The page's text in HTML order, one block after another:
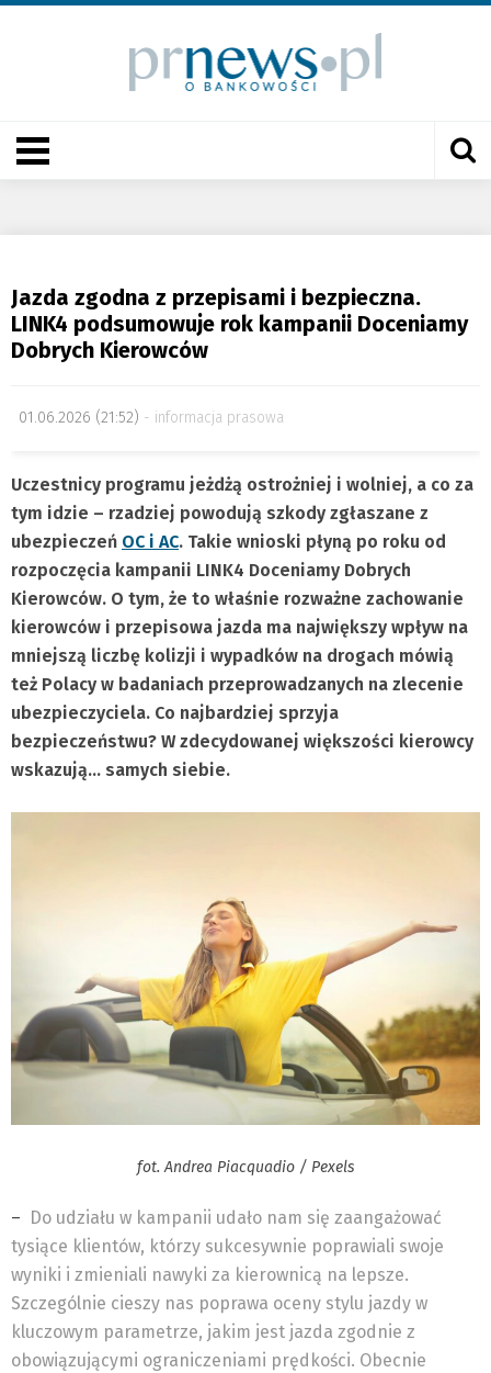
Jazda zgodna z przepisami i bezpieczna.
LINK4 podsumowuje rok kampanii Doceniamy
Dobrych Kierowców
01.06.2026 (21:52) informacja prasowa
Uczestnicy programu jeżdżą ostrożniej i wolniej, a co za
tym idzie – rzadziej powodują szkody zgłaszane z
ubezpieczeń OC i AC. Takie wnioski płyną po roku od
rozpoczęcia kampanii LINK4 Doceniamy Dobrych
Kierowców. O tym, że to właśnie rozważne zachowanie
kierowców i przepisowa jazda ma największy wpływ na
mniejszą liczbę kolizji i wypadków na drogach mówią
też Polacy w badaniach przeprowadzanych na zlecenie
ubezpieczyciela. Co najbardziej sprzyja
bezpieczeństwu? W zdecydowanej większości kierowcy
wskazują… samych siebie.
fot. Andrea Piacquadio / Pexels
–
Do udziału w kampanii udało nam się zaangażować
tysiące klientów, którzy sukcesywnie poprawiali swoje
wyniki i zmieniali nawyki za kierownicą na lepsze.
Szczególnie cieszy nas poprawa oceny stylu jazdy w
kluczowym parametrze, jakim jest jazda zgodnie z
obowiązującymi ograniczeniami prędkości. Obecnie